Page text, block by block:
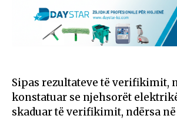
Sipas rezultateve të verifikimit,
konstatuar se njehsorët
skaduar të verifikimit, ndërsa